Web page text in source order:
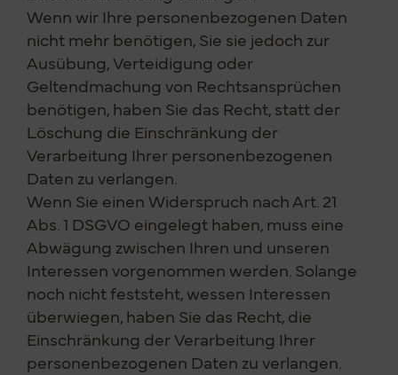
Wenn wir Ihre personenbezogenen Daten
nicht mehr benötigen, Sie sie jedoch zur
Ausübung, Verteidigung oder
Geltendmachung von Rechtsansprüchen
benötigen, haben Sie das Recht, statt der
Löschung die Einschränkung der
Verarbeitung Ihrer personenbezogenen
Daten zu verlangen.
Wenn Sie einen Widerspruch nach Art. 21
Abs. 1 DSGVO eingelegt haben, muss eine
Abwägung zwischen Ihren und unseren
Interessen vorgenommen werden. Solange
noch nicht feststeht, wessen Interessen
überwiegen, haben Sie das Recht, die
Einschränkung der Verarbeitung Ihrer
personenbezogenen Daten zu verlangen.